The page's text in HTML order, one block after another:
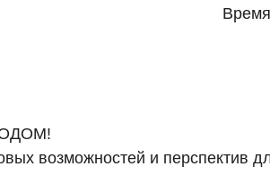
возможностей и перспектив